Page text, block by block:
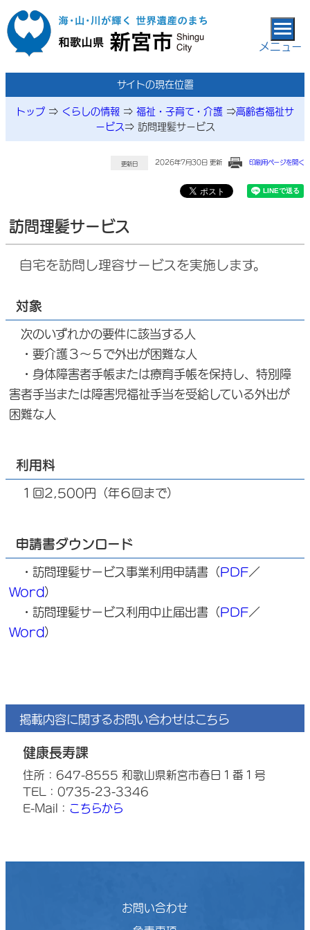
本文へ移動
メニュー
サイトの現在位置
トップ ⇒ くらしの情報 ⇒ 福祉・子育て・介護 ⇒高齢者福祉サ
ービス ⇒ 訪問理髪サービス
更新日 2026年7月30日 更新 印刷用ページを開く
訪問理髪サービス
自宅を訪問し理容サービスを実施します。
対象
次のいずれかの要件に該当する人
・要介護３～５で外出が困難な人
・身体障害者手帳または療育手帳を保持し、特別障
害者手当または障害児福祉手当を受給している外出が
困難な人
利用料
１回2,500円（年６回まで）
申請書ダウンロード
・訪問理髪サービス事業利用申請書（PDF／
Word ）
・訪問理髪サービス利用中止届出書（PDF／
Word ）
掲載内容に関するお問い合わせはこちら
健康長寿課
住所：647-8555 和歌山県新宮市春日１番１号
TEL：0735-23-3346
E-Mail： こちらから
お問い合わせ